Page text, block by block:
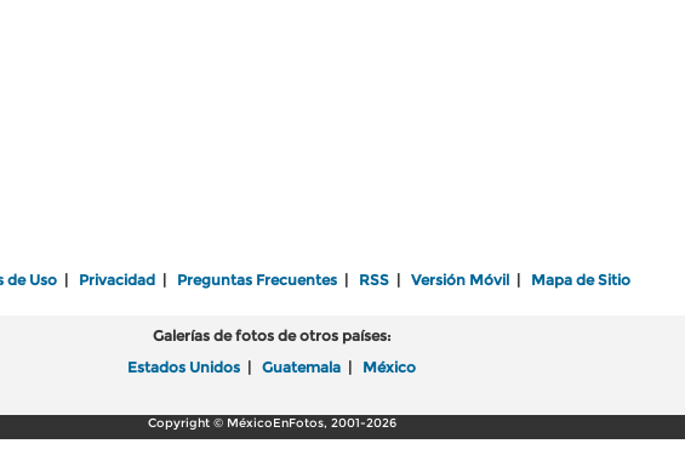
de Uso Privacidad Preguntas Frecuentes RSS Versión Móvil Mapa de Sitio
Galerías de fotos de otros países:
Estados Unidos
Guatemala México
Copyright © MéxicoEnFotos, 2001-2026